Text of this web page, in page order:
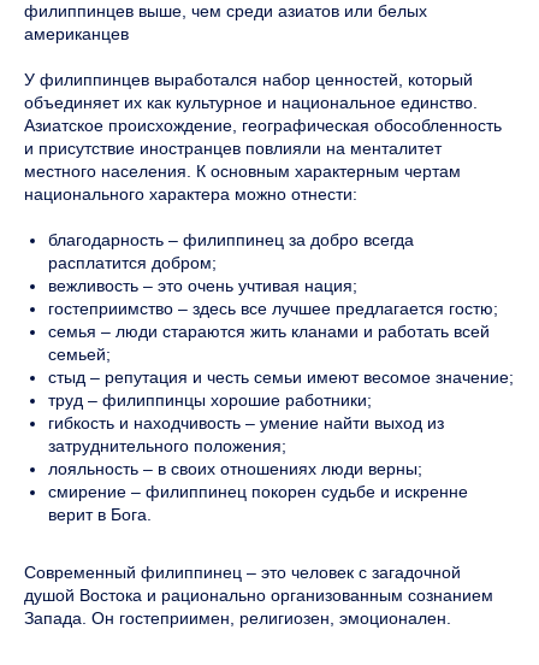
филиппинцев выше, чем среди азиатов или белых
американцев
У филиппинцев выработался набор ценностей, который
объединяет их как культурное и национальное единство.
Азиатское происхождение, географическая обособленность
и присутствие иностранцев повлияли на менталитет
местного населения. К основным характерным чертам
национального характера можно отнести:
благодарность – филиппинец за добро всегда
расплатится добром;
вежливость – это очень учтивая нация;
гостеприимство – здесь все лучшее предлагается гостю;
семья – люди стараются жить кланами и работать всей
семьей;
стыд – репутация и честь семьи имеют весомое значение;
труд – филиппинцы хорошие работники;
гибкость и находчивость – умение найти выход из
затруднительного положения;
лояльность – в своих отношениях люди верны;
смирение – филиппинец покорен судьбе и искренне
верит в Бога.
Современный филиппинец – это человек с загадочной
душой Востока и рационально организованным сознанием
Запада. Он гостеприимен, религиозен, эмоционален.